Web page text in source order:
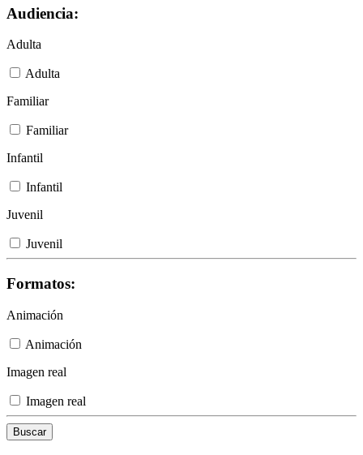
Audiencia:
Adulta
Adulta
Familiar
Familiar
Infantil
Infantil
Juvenil
Juvenil
Formatos:
Animación
Animación
Imagen real
Imagen real